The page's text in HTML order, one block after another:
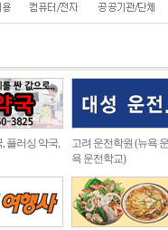
플러싱 약국,
고려 운전학원 (뉴욕
욕 운전학교)